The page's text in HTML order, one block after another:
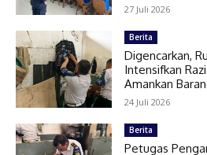
27 Juli 2026
Berita
Digencarkan,
Intensifkan
Amankan
24 Juli 2026
Berita
Petugas